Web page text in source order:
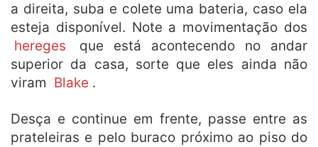
a direita, suba e colete uma bateria, caso ela
esteja disponível. Note a movimentação dos
hereges
que está acontecendo no andar
superior da casa, sorte que eles ainda não
viram Blake .
Desça e continue em frente, passe entre as
prateleiras e pelo buraco próximo ao piso do